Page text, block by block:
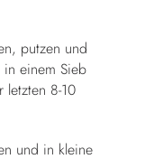
putzen und
einem Sieb
letzten 8-10
und in kleine